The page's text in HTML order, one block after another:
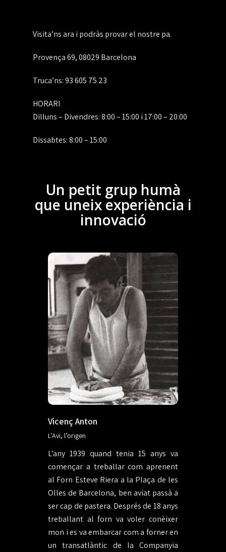
Visita’ns ara i podràs provar el nostre pa.
Provença 69, 08029 Barcelona
Truca’ns:93 605 75 23
HORARI
Dilluns – Divendres:8:00 – 15:00 i 17:00 – 20:00
Dissabtes:8:00 – 15:00
Un petit grup humà
que uneix experiència i
innovació
Vicenç Anton
L’Avi, l’origen
L’any 1939 quand tenia 15 anys va
començar a treballar com aprenent
al Forn Esteve Riera a la Plaça de les
Olles de Barcelona, ben aviat passà a
ser cap de pastera. Després de 18 anys
treballant al forn va voler conèixer
mon i es va embarcar com a forner en
un transatlàntic de la Companyia